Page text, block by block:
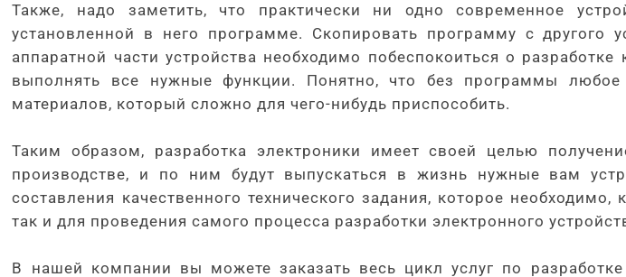
Также, надо заметить, что практически ни одно современное
установленной в него программе. Скопировать программу с
аппаратной части устройства необходимо побеспокоиться о
выполнять все нужные функции. Понятно, что без программы
материалов, который сложно для чего-нибудь приспособить.
Таким образом, разработка электроники имеет своей целью
производстве, и по ним будут выпускаться в жизнь нужные вам
составления качественного технического задания, которое
так и для проведения самого процесса разработки электронного
В нашей компании вы можете заказать весь цикл услуг по